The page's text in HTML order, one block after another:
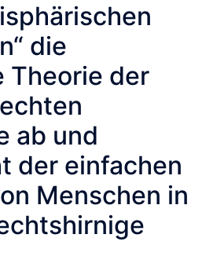
die
Theorie der
ab und
der einfachen
Menschen in